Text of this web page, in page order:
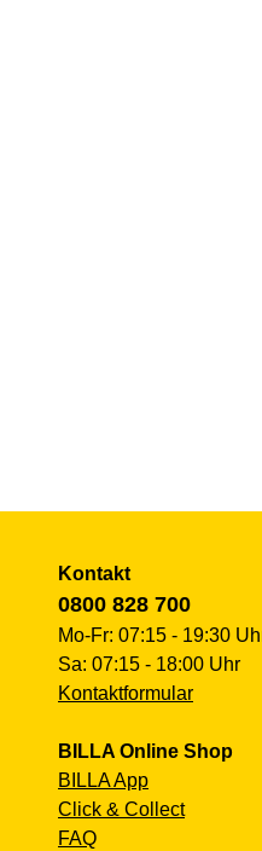
Kontakt
0800 828 700
Mo-Fr: 07:15 - 19:30
Sa: 07:15 - 18:00 Uhr
Kontaktformular
BILLA Online Shop
BILLA App
Click & Collect
FAQ